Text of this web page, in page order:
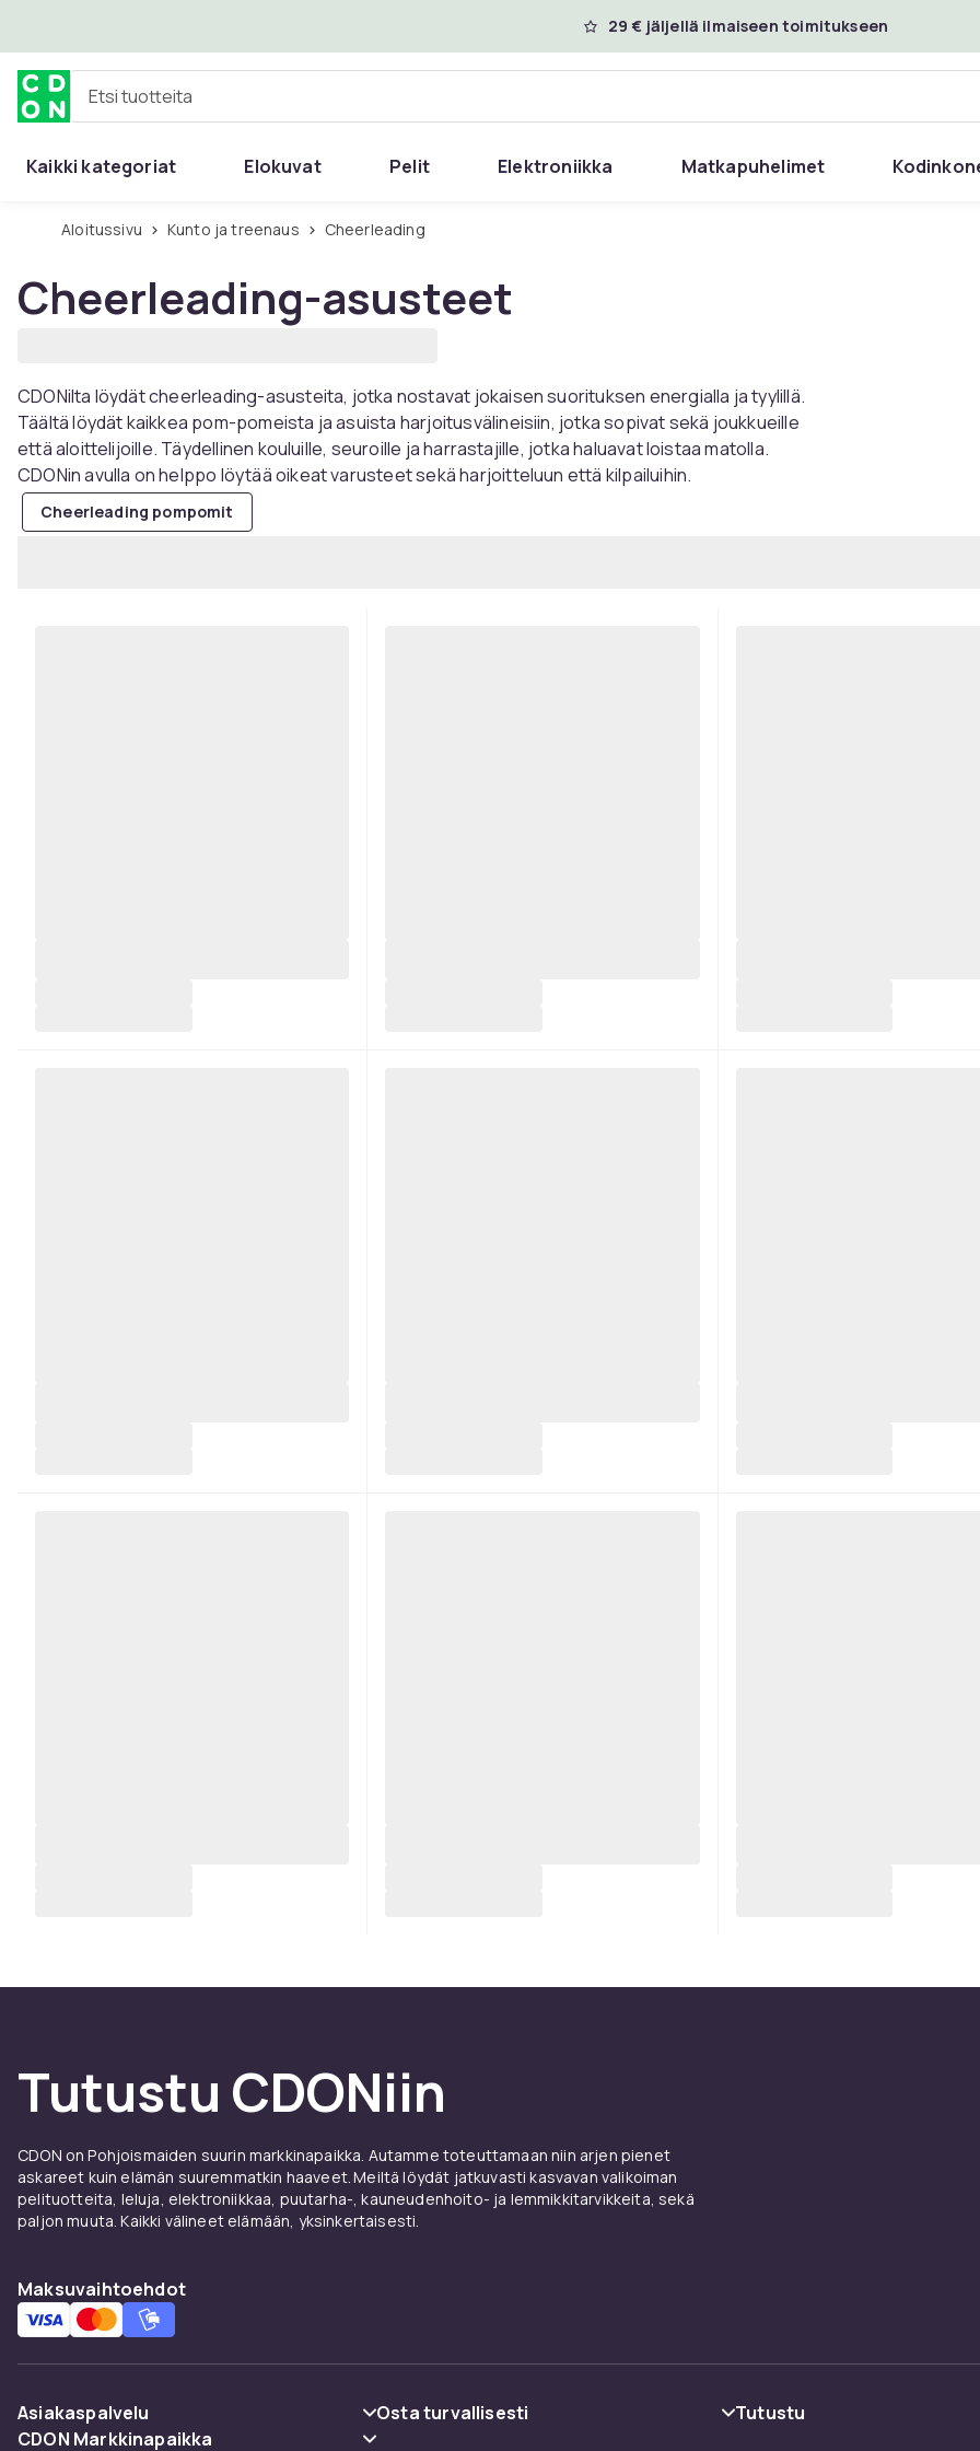
29 € jäljellä ilmaiseen toimitukseen
Etsi tuotteita
Kaikki kategoriat Elokuvat Pelit Elektroniikka Matkapuhelimet
Aloitussivu Kunto ja treenaus Cheerleading
Cheerleading-asusteet
CDONilta löydät cheerleading-asusteita, jotka nostavat jokaisen suorituksen energialla ja tyylillä.
Täältä löydät kaikkea pom-pomeista ja asuista harjoitusvälineisiin, jotka sopivat sekä joukkueille
että aloittelijoille. Täydellinen kouluille, seuroille ja harrastajille, jotka haluavat loistaa matolla.
CDONin avulla on helppo löytää oikeat varusteet sekä harjoitteluun että kilpailuihin.
Cheerleading pompomit
Tutustu CDONiin
CDON on Pohjoismaiden suurin markkinapaikka. Autamme toteuttamaan niin arjen pienet
askareet kuin elämän suuremmatkin haaveet. Meiltä löydät jatkuvasti kasvavan valikoiman
pelituotteita, leluja, elektroniikkaa, puutarha-, kauneudenhoito- ja lemmikkitarvikkeita, sekä
paljon muuta. Kaikki välineet elämään, yksinkertaisesti.
Maksuvaihtoehdot
Asiakaspalvelu
Osta turvallisesti
Tutustu
CDON Markkinapaikka